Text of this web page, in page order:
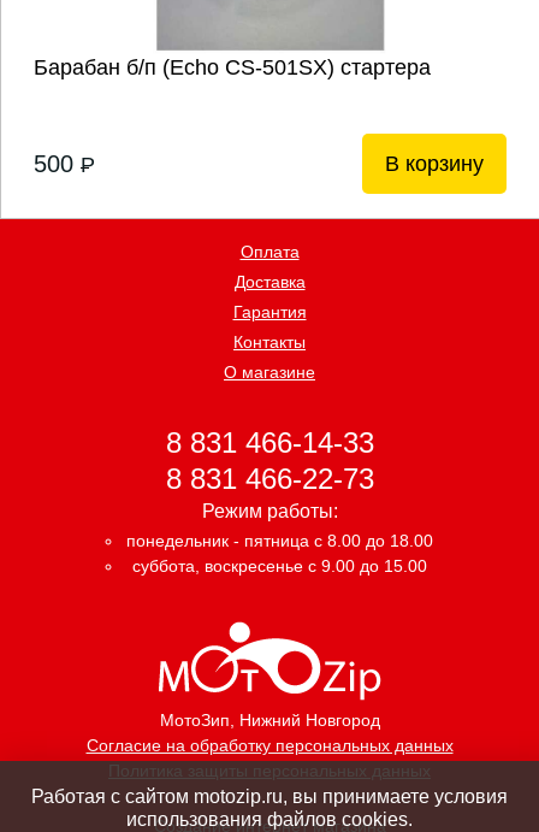
Барабан б/п (Echo CS-501SX) стартера
500 P В корзину
МотоЗип, Нижний Новгород
Согласие на обработку персональных данных
Политика защиты персональных данных
Оплата
Доставка
Гарантия
Контакты
О магазине
8 831 466-14-33
8 831 466-22-73
Режим работы:
понедельник - пятница с 8.00 до 18.00
суббота, воскресенье с 9.00 до 15.00
Создание интернет магазина
Работая с сайтом motozip.ru, вы принимаете условия
использования файлов cookies.